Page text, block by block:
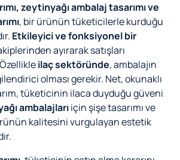
zeytinyağı ambalaj tasarımı ve
, bir ürünün tüketicilerle kurduğu
Etkileyici ve fonksiyonel bir
ayırarak satışları
ilaç sektöründe, ambalajın
olması gerekir. Net, okunaklı
tüketicinin ilaca duyduğu güveni
ambalajlarıiçin şişe tasarımı ve
kalitesini vurgulayan estetik